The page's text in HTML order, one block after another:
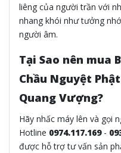
liêng của người trần với
nhang khói như tưởng
người âm.
Tại Sao nên mua
Chầu Nguyệt
Quang Vượng?
Hãy nhấc máy lên và gọi
Hotline 0974.117.169-
được hỗ trợ tư vấn sản